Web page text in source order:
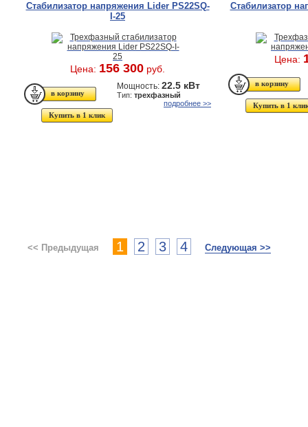
Стабилизатор напряжения Lider PS22SQ-
I-25
Цена: 156 300 руб.
Купить в 1 клик
Мощность: 22.5 кВт
Тип: трехфазный
подробнее >>
Стабилизатор
Цена:
Купить в 1
<< Предыдущая 1 2 3 4 Следующая >>